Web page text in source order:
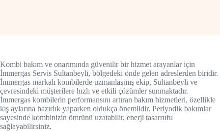
Kombi bakım ve onarımında güvenilir bir hizmet arayanlar için
İmmergas Servis Sultanbeyli, bölgedeki önde gelen adreslerden biridir.
İmmergas markalı kombilerde uzmanlaşmış ekip, Sultanbeyli ve
çevresindeki müşterilere hızlı ve etkili çözümler sunmaktadır.
İmmergas kombilerin performansını artıran bakım hizmetleri, özellikle
kış aylarına hazırlık yaparken oldukça önemlidir. Periyodik bakımlar
sayesinde kombinizin ömrünü uzatabilir, enerji tasarrufu
sağlayabilirsiniz.